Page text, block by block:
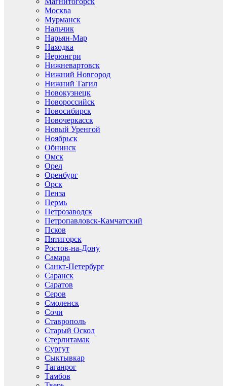
Москва
Мурманск
Нальчик
Нарьян-Мар
Находка
Нерюнгри
Нижневартовск
Нижний Новгород
Нижний Тагил
Новокузнецк
Новороссийск
Новосибирск
Новочеркасск
Новый Уренгой
Ноябрьск
Обнинск
Омск
Орел
Оренбург
Орск
Пенза
Пермь
Петрозаводск
Петропавловск-Камчатский
Псков
Пятигорск
Ростов-на-Дону
Самара
Санкт-Петербург
Саранск
Саратов
Серов
Смоленск
Сочи
Ставрополь
Старый Оскол
Стерлитамак
Сургут
Сыктывкар
Таганрог
Тамбов